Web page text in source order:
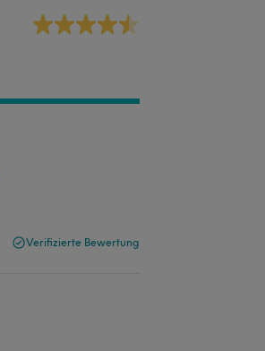
Verifizierte Bewertung